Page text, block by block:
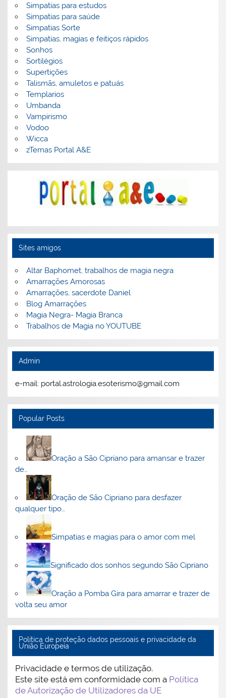
Simpatias para estudos
Simpatias para saúde
Simpatias Sorte
Simpatias, magias e feitiços rápidos
Sonhos
Sortilégios
Supertições
Talismãs, amuletos e patuás
Templarios
Umbanda
Vampirismo
Vodoo
Wicca
zTemas Portal A&E
Sites amigos
Altar Baphomet, trabalhos de magia negra
Amarrações Amorosas
Amarrações, sacerdote Daniel
Blog Amarrações
Magia Negra- Magia Branca
Trabalhos de Magia no YOUTUBE
Admin
e-mail: portal.astrologia.esoterismo@gmail.com
Popular Posts
Oração a São Cipriano para amansar e trazer
de…
Oração de São Cipriano para desfazer
qualquer tipo…
Simpatias e magias para o amor com mel
Significado dos sonhos segundo São Cipriano
Oração a Pomba Gira para amarrar e trazer de
volta seu amor
Politica de proteção dados pessoais e privacidade da
União Europeia
Privacidade e termos de utilização.
Este site está em conformidade com a Política
de Autorização de Utilizadores da UE